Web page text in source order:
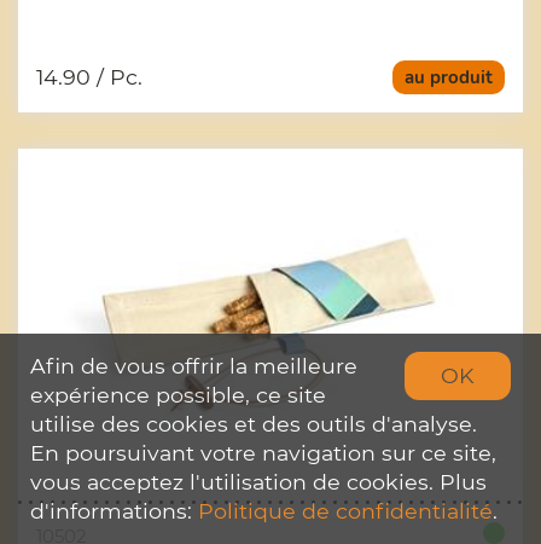
au produit
14.90 / Pc.
OK
Afin de vous offrir la meilleure
expérience possible, ce site
utilise des cookies et des outils d'analyse.
En poursuivant votre navigation sur ce site,
vous acceptez l'utilisation de cookies. Plus
d'informations:Politique de confidentialité.